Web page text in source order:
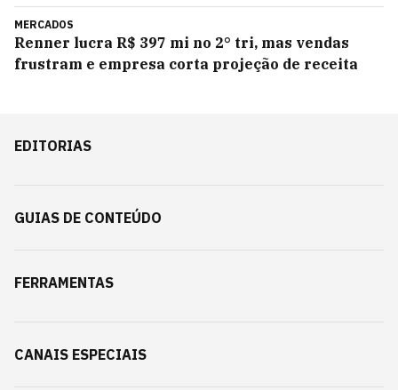
MERCADOS
Renner lucra R$ 397 mi no 2° tri, mas vendas
frustram e empresa corta projeção de receita
EDITORIAS
GUIAS DE CONTEÚDO
FERRAMENTAS
CANAIS ESPECIAIS